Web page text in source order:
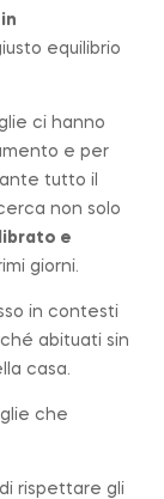
equilibrio
ci hanno
e per
tutto il
non solo
e
giorni.
in contesti
abituati sin
casa.
che
rispettare gli